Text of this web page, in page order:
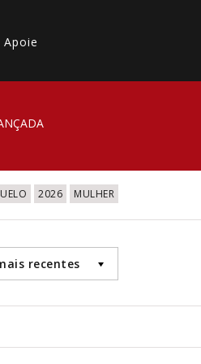
Apoie
2026 MULHER
recentes